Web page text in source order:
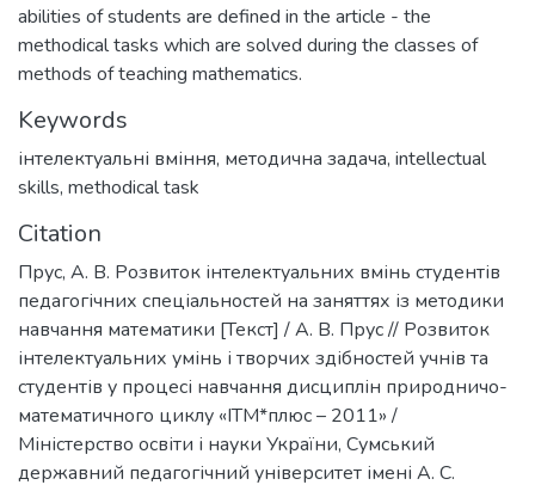
abilities of students are defined in the article - the
methodical tasks which are solved during the classes of
methods of teaching mathematics.
Keywords
інтелектуальні вміння, методична задача, intellectual
skills, methodical task
Citation
Прус, А. В. Розвиток інтелектуальних вмінь студентів
педагогічних спеціальностей на заняттях із методики
навчання математики [Текст] / А. В. Прус // Розвиток
інтелектуальних умінь і творчих здібностей учнів та
студентів у процесі навчання дисциплін природничо-
математичного циклу «ІТМ*плюс – 2011» /
Міністерство освіти і науки України, Сумський
державний педагогічний університет імені А. С.